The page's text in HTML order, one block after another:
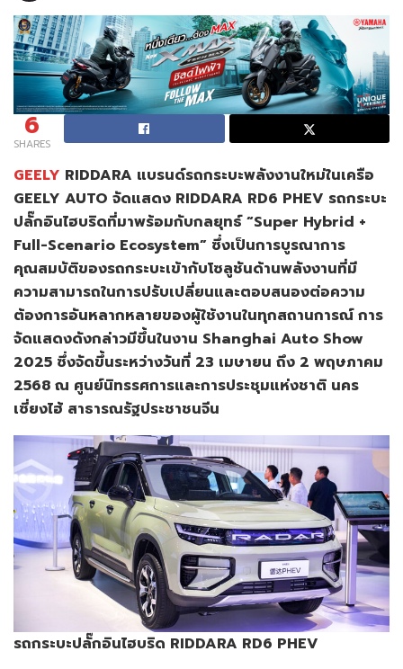
6
SHARES
GEELY RIDDARA แบรนด์รถกระบะพลังงานใหม่ในเครือ
GEELY AUTO จัดแสดง RIDDARA RD6 PHEV รถกระบะ
ปลั๊กอินไฮบริดที่มาพร้อมกับกลยุทธ์ “Super Hybrid +
Full-Scenario Ecosystem” ซึ่งเป็นการบูรณาการ
คุณสมบัติของรถกระบะเข้ากับโซลูชันด้านพลังงานที่มี
ความสามารถในการปรับเปลี่ยนและตอบสนองต่อความ
ต้องการอันหลากหลายของผู้ใช้งานในทุกสถานการณ์ การ
จัดแสดงดังกล่าวมีขึ้นในงาน Shanghai Auto Show
2025 ซึ่งจัดขึ้นระหว่างวันที่ 23 เมษายน ถึง 2 พฤษภาคม
2568 ณ ศูนย์นิทรรศการและการประชุมแห่งชาติ นคร
เซี่ยงไฮ้ สาธารณรัฐประชาชนจีน
รถกระบะปลั๊กอินไฮบริด RIDDARA RD6 PHEV